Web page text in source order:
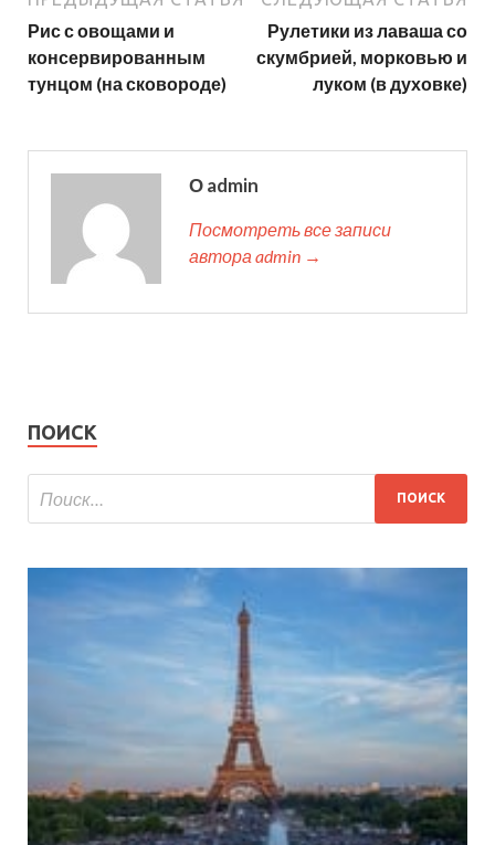
Рис с овощами и
консервированным
тунцом (на сковороде)
Рулетики из лаваша со
скумбрией, морковью и
луком (в духовке)
О admin
Посмотреть все записи
автора admin →
ПОИСК